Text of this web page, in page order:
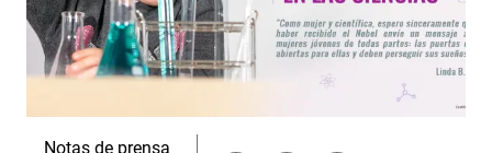
Notas de prensa